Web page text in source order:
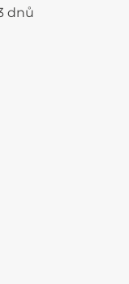
dnů